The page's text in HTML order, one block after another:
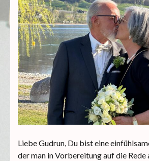
Liebe Gudrun, Du bist eine
der man in Vorbereitung auf die